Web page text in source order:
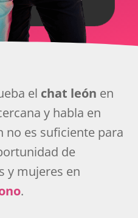
el chat león en
y habla en
no es suficiente para
de
y mujeres en
.